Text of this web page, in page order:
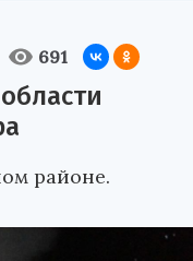
691
районе.